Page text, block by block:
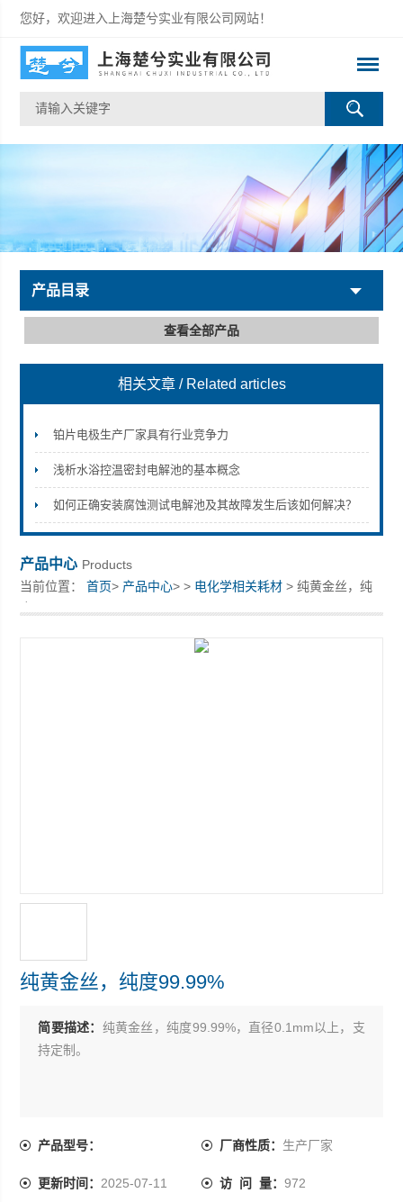
您好，欢迎进入上海楚兮实业有限公司网站！
上海楚兮实业有限公司
产品目录
查看全部产品
相关文章 / Related articles
铂片电极生产厂家具有行业竞争力
浅析水浴控温密封电解池的基本概念
如何正确安装腐蚀测试电解池及其故障发生后该如何解决？
产品中心 Products
当前位置：首页> 产品中心> > 电化学相关耗材 > 纯黄金丝，纯
纯黄金丝，纯度99.99%
简要描述： 纯黄金丝，纯度99.99%，直径0.1mm以上，支
持定制。
产品型号： 厂商性质： 生产厂家
更新时间： 2025-07-11 访 问 量： 972